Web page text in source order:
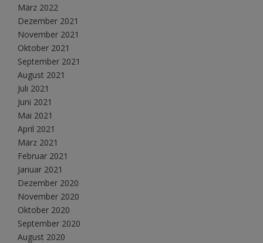
März 2022
Dezember 2021
November 2021
Oktober 2021
September 2021
August 2021
Juli 2021
Juni 2021
Mai 2021
April 2021
März 2021
Februar 2021
Januar 2021
Dezember 2020
November 2020
Oktober 2020
September 2020
August 2020